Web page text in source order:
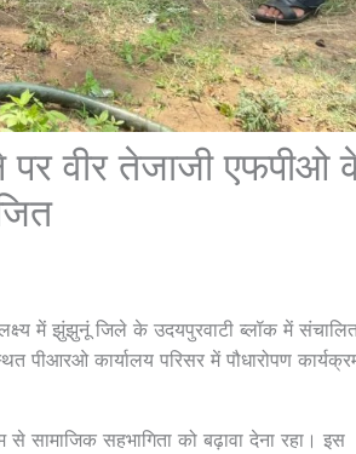
पर वीर तेजाजी एफपीओ
में झुंझुनूं जिले के उदयपुरवाटी ब्लॉक में
पीआरओ कार्यालय परिसर में पौधारोपण
से सामाजिक सहभागिता को बढ़ावा देना रहा। इस